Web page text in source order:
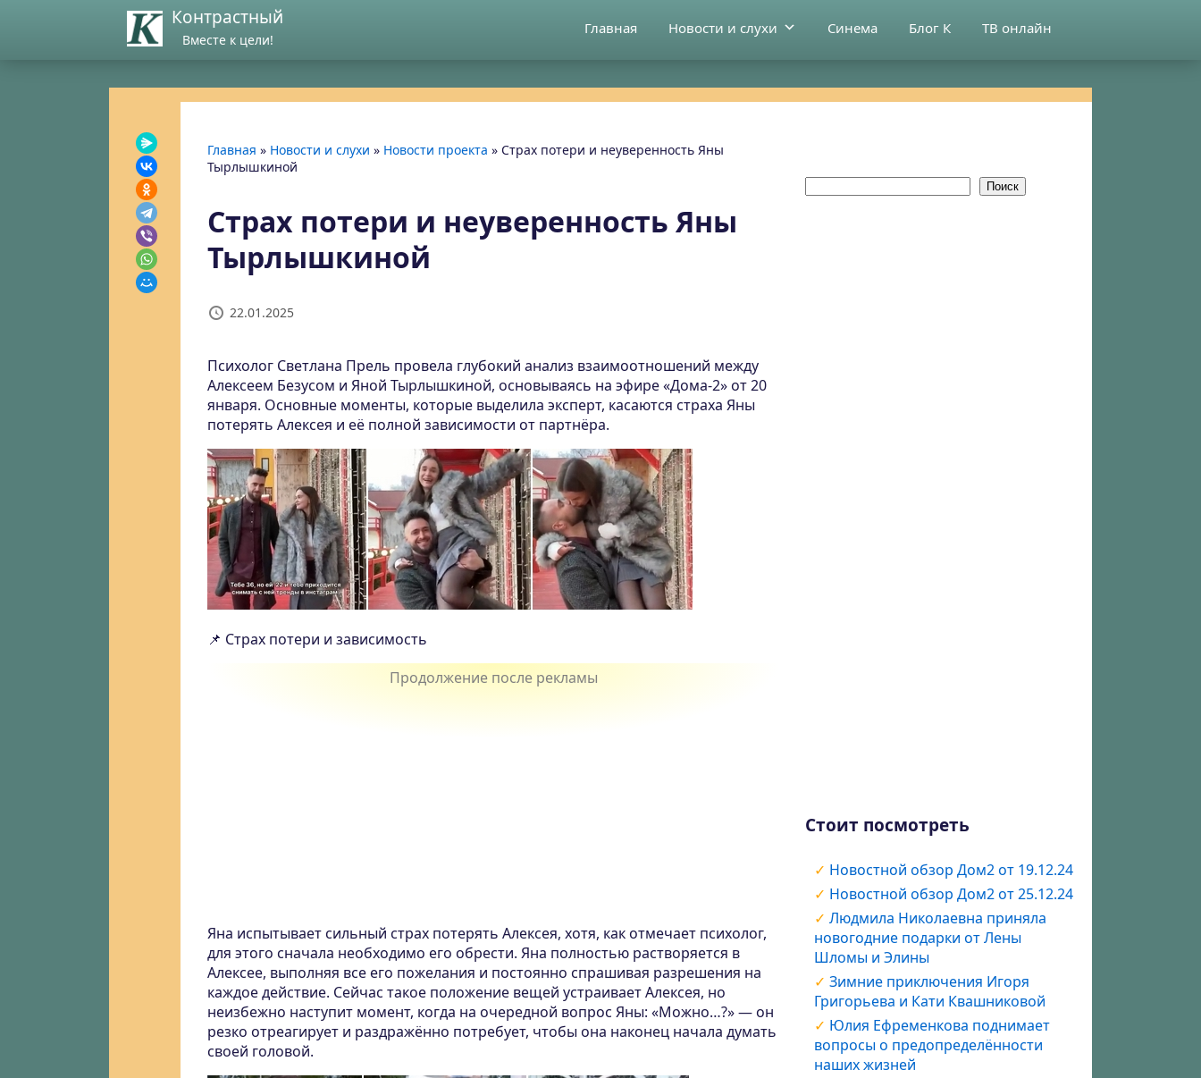
Контрастный
Вместе к цели!
Главная Новости и слухи Синема Блог К ТВ онлайн
Главная » Новости и слухи » Новости проекта » Страх потери и неуверенность Яны
Тырлышкиной
Страх потери и неуверенность Яны
Тырлышкиной
22.01.2025
Психолог Светлана Прель провела глубокий анализ взаимоотношений между
Алексеем Безусом и Яной Тырлышкиной, основываясь на эфире «Дома-2» от 20
января. Основные моменты, которые выделила эксперт, касаются страха Яны
потерять Алексея и её полной зависимости от партнёра.
📌 Страх потери и зависимость
Яна испытывает сильный страх потерять Алексея, хотя, как отмечает психолог,
для этого сначала необходимо его обрести. Яна полностью растворяется в
Алексее, выполняя все его пожелания и постоянно спрашивая разрешения на
каждое действие. Сейчас такое положение вещей устраивает Алексея, но
неизбежно наступит момент, когда на очередной вопрос Яны: «Можно…?» — он
резко отреагирует и раздражённо потребует, чтобы она наконец начала думать
своей головой.
Поиск
Стоит посмотреть
Новостной обзор Дом2 от 19.12.24
Новостной обзор Дом2 от 25.12.24
Людмила Николаевна приняла
новогодние подарки от Лены
Шломы и Элины
Зимние приключения Игоря
Григорьева и Кати Квашниковой
Юлия Ефременкова поднимает
вопросы о предопределённости
наших жизней